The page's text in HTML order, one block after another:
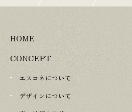
HOME
CONCEPT
エスコネについて
デザインについて